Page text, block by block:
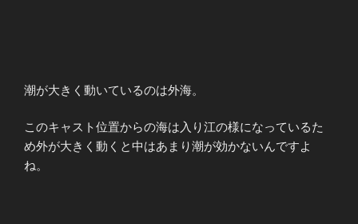
潮が大きく動いているのは外海。
このキャスト位置からの海は入り江の様になっているた
め外が大きく動くと中はあまり潮が効かないんですよ
ね。